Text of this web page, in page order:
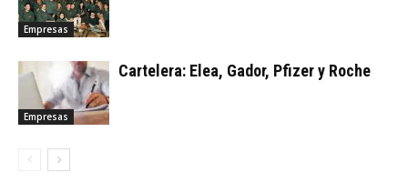
Empresas
Empresas
Cartelera: Elea, Gador, Pfizer y Roche